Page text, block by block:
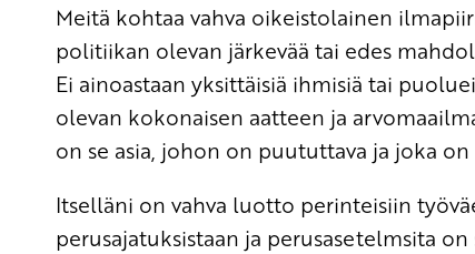
Meitä kohtaa vahva oikeistolainen
politiikan olevan järkevää tai edes
Ei ainoastaan yksittäisiä ihmisiä tai
olevan kokonaisen aatteen ja
on se asia, johon on puututtava ja joka
Itselläni on vahva luotto perinteisiin
perusajatuksistaan ja perusasetelmsita